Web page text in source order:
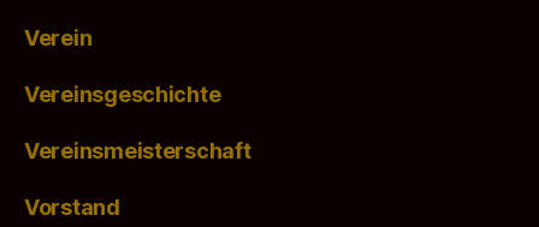
Verein
Vereinsgeschichte
Vereinsmeisterschaft
Vorstand